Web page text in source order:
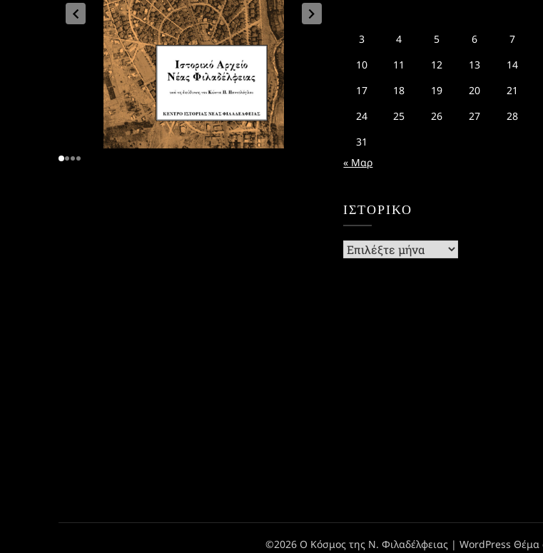
3
4 5 6 7
10
11 12 13 14
17
18 19 20 21
24
25 26 27 28
31
« Μαρ
ΙΣΤΟΡΙΚΌ
Ιστορικό
©2026 Ο Κόσμος της Ν. Φιλαδέλφειας | WordPress Θέμα